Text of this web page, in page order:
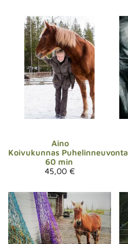
Aino
Koivukunnas Puhelinneuvonta
60 min
45,00 €